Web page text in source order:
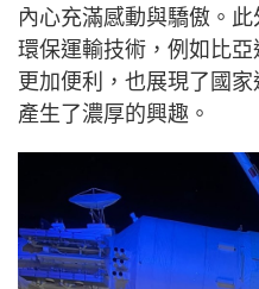
內心充滿感動與驕傲。
環保運輸技術，例如比
更加便利，也展現了國
產生了濃厚的興趣。